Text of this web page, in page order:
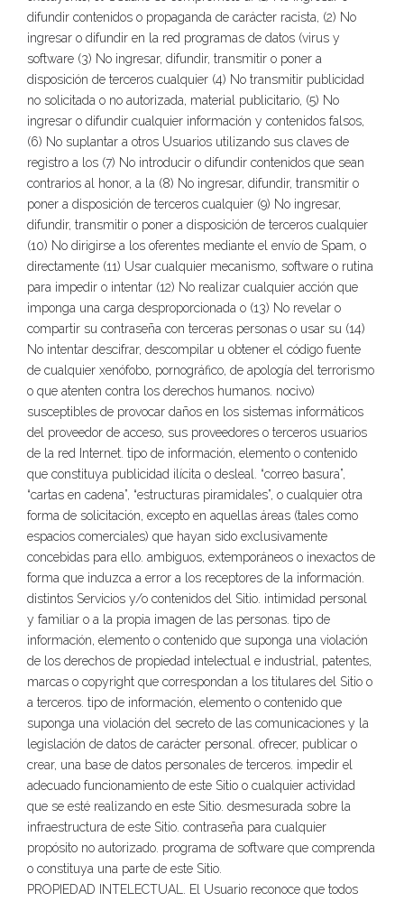
difundir contenidos o propaganda de carácter racista, (2) No
ingresar o difundir en la red programas de datos (virus y
software (3) No ingresar, difundir, transmitir o poner a
disposición de terceros cualquier (4) No transmitir publicidad
no solicitada o no autorizada, material publicitario, (5) No
ingresar o difundir cualquier información y contenidos falsos,
(6) No suplantar a otros Usuarios utilizando sus claves de
registro a los (7) No introducir o difundir contenidos que sean
contrarios al honor, a la (8) No ingresar, difundir, transmitir o
poner a disposición de terceros cualquier (9) No ingresar,
difundir, transmitir o poner a disposición de terceros cualquier
(10) No dirigirse a los oferentes mediante el envío de Spam, o
directamente (11) Usar cualquier mecanismo, software o rutina
para impedir o intentar (12) No realizar cualquier acción que
imponga una carga desproporcionada o (13) No revelar o
compartir su contraseña con terceras personas o usar su (14)
No intentar descifrar, descompilar u obtener el código fuente
de cualquier xenófobo, pornográfico, de apología del terrorismo
o que atenten contra los derechos humanos. nocivo)
susceptibles de provocar daños en los sistemas informáticos
del proveedor de acceso, sus proveedores o terceros usuarios
de la red Internet. tipo de información, elemento o contenido
que constituya publicidad ilícita o desleal. “correo basura”,
“cartas en cadena”, “estructuras piramidales”, o cualquier otra
forma de solicitación, excepto en aquellas áreas (tales como
espacios comerciales) que hayan sido exclusivamente
concebidas para ello. ambiguos, extemporáneos o inexactos de
forma que induzca a error a los receptores de la información.
distintos Servicios y/o contenidos del Sitio. intimidad personal
y familiar o a la propia imagen de las personas. tipo de
información, elemento o contenido que suponga una violación
de los derechos de propiedad intelectual e industrial, patentes,
marcas o copyright que correspondan a los titulares del Sitio o
a terceros. tipo de información, elemento o contenido que
suponga una violación del secreto de las comunicaciones y la
legislación de datos de carácter personal. ofrecer, publicar o
crear, una base de datos personales de terceros. impedir el
adecuado funcionamiento de este Sitio o cualquier actividad
que se esté realizando en este Sitio. desmesurada sobre la
infraestructura de este Sitio. contraseña para cualquier
propósito no autorizado. programa de software que comprenda
o constituya una parte de este Sitio.
PROPIEDAD INTELECTUAL. El Usuario reconoce que todos